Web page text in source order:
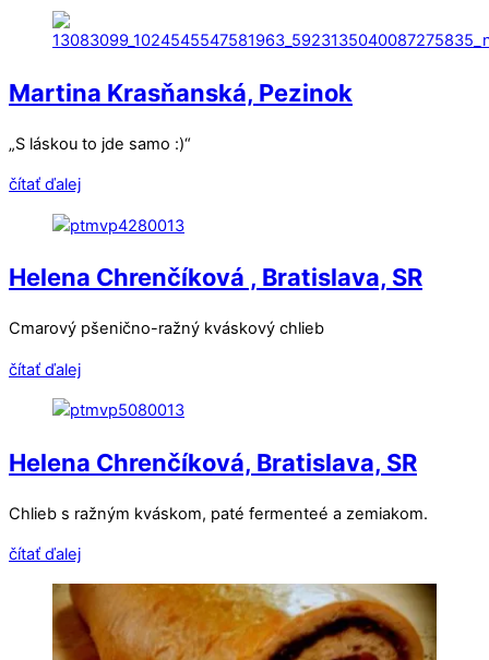
Martina Krasňanská, Pezinok
„S láskou to jde samo :)“
čítať ďalej
Helena Chrenčíková , Bratislava, SR
Cmarový pšenično-ražný kváskový chlieb
čítať ďalej
Helena Chrenčíková, Bratislava, SR
Chlieb s ražným kváskom, paté fermenteé a zemiakom.
čítať ďalej